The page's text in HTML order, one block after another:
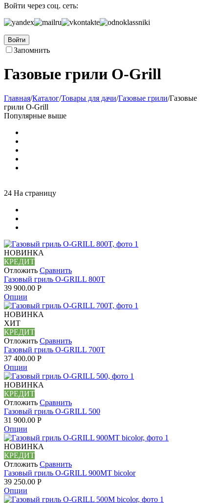
Войти через соц. сеть:
Войти
Запомнить
Газовые грили O-Grill
Главная/Каталог/Товары для дачи/Газовые грили/Газовые
грили O-Grill
Популярные выше
24 На страницу
НОВИНКА
КРЕДИТ
Отложить Сравнить
Газовый гриль O-GRILL 800T
39 900.00 Р
Опции
НОВИНКА
ХИТ
КРЕДИТ
Отложить Сравнить
Газовый гриль O-GRILL 700T
37 400.00 Р
Опции
НОВИНКА
КРЕДИТ
Отложить Сравнить
Газовый гриль O-GRILL 500
31 900.00 Р
Опции
НОВИНКА
КРЕДИТ
Отложить Сравнить
Газовый гриль O-GRILL 900MT bicolor
39 250.00 Р
Опции